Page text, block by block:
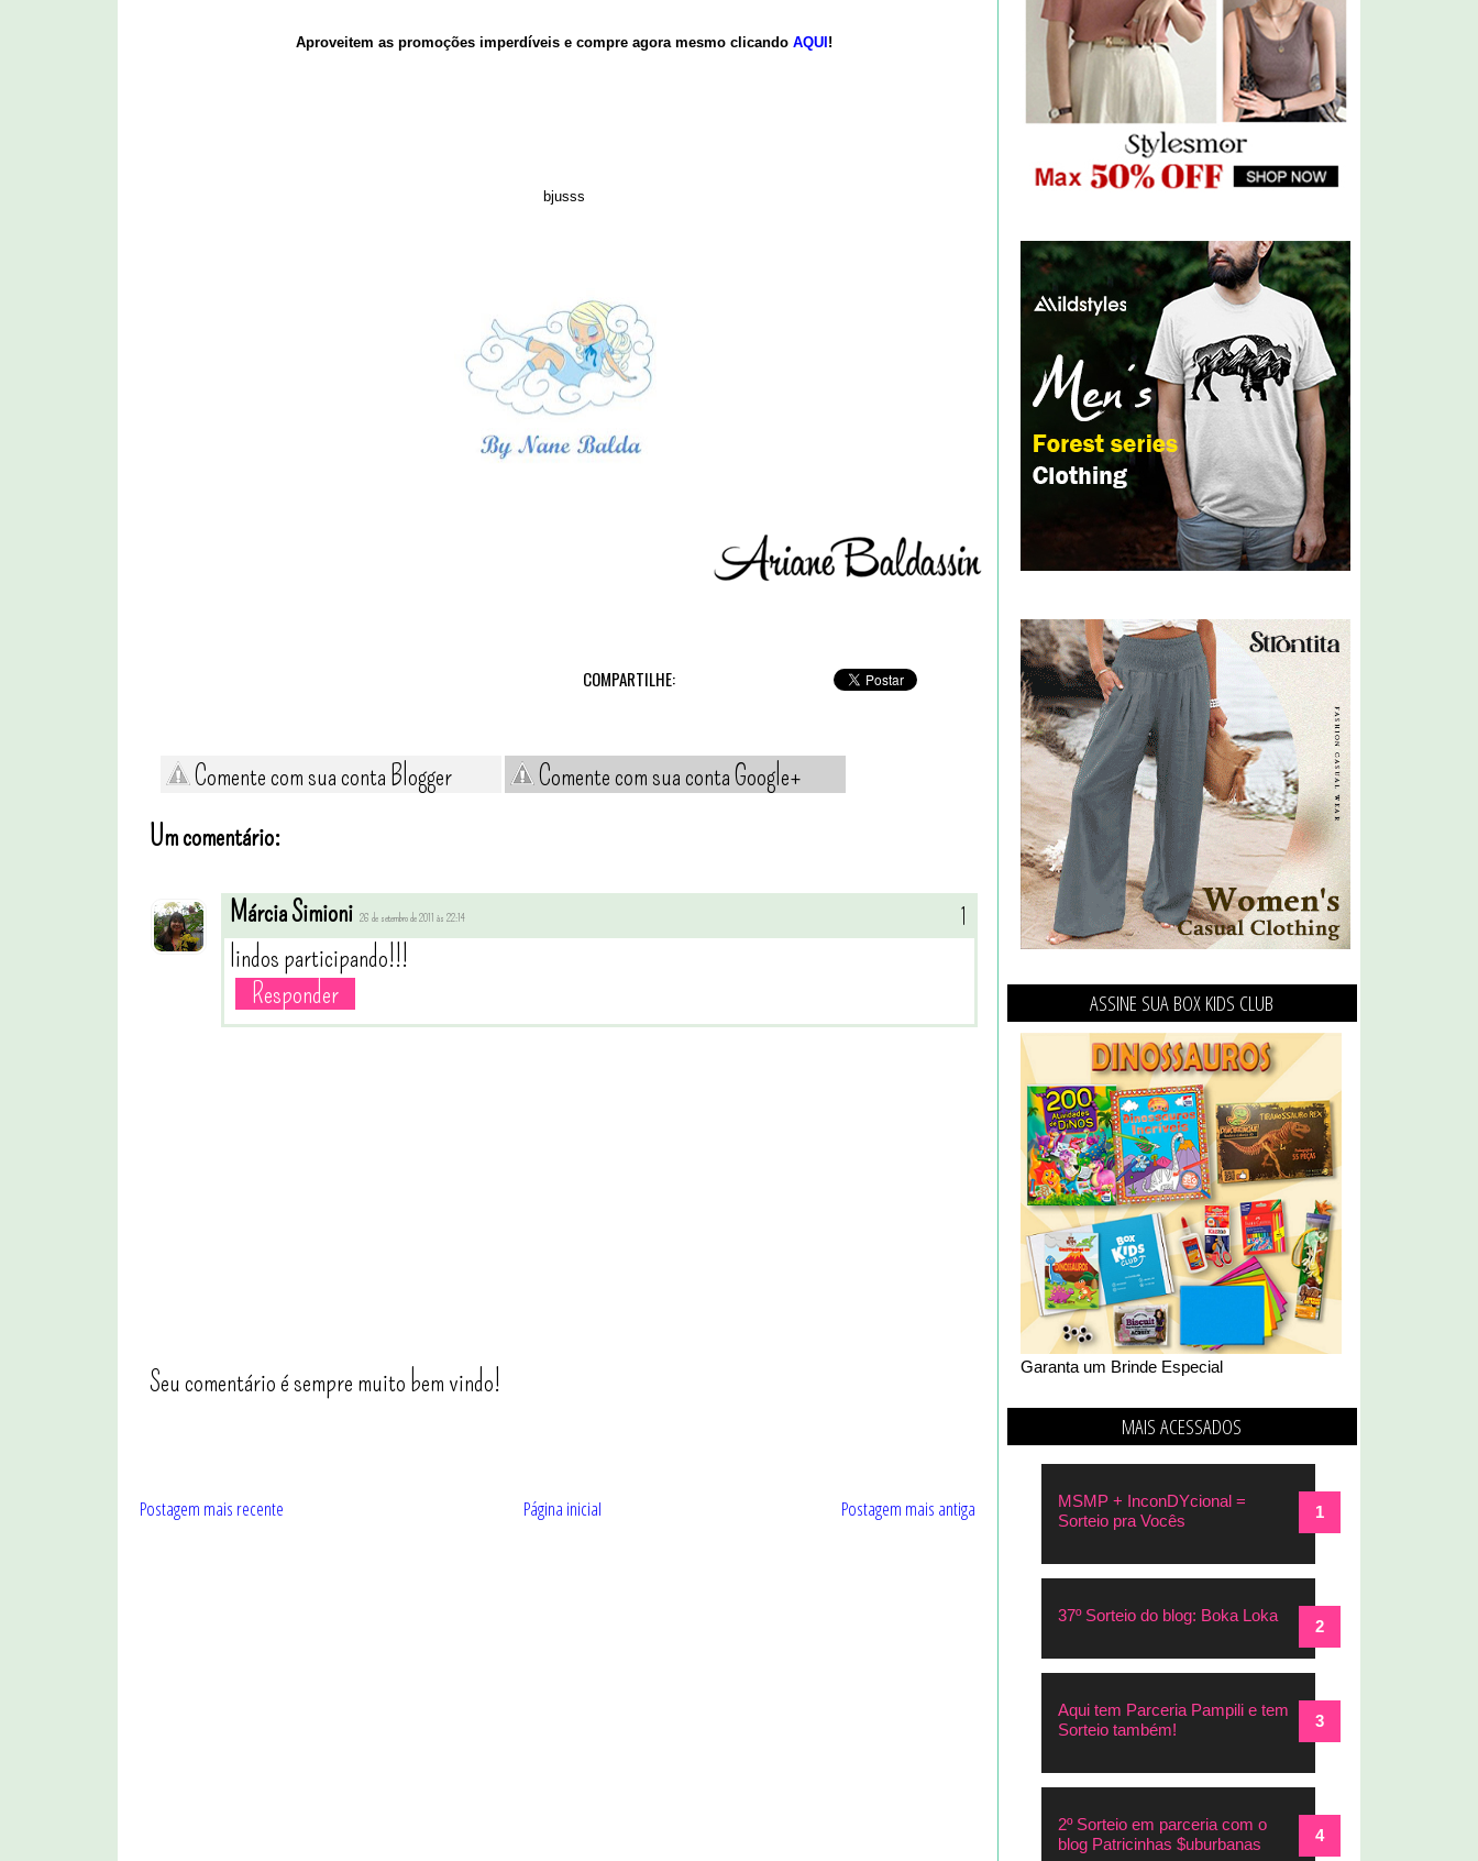
Aproveitem as promoções imperdíveis e compre agora mesmo clicando AQUI !
bjusss
COMPARTILHE:
Comente com sua conta Blogger
Comente com sua conta Google+
Um comentário:
Márcia Simioni 26 de setembro de 2011 às 22:14
lindos participando!!!
Responder
Seu comentário é sempre muito bem vindo!
Postagem mais recente Postagem mais antiga
Página inicial
ASSINE SUA BOX KIDS CLUB
Garanta um Brinde Especial
MAIS ACESSADOS
MSMP + InconDYcional =
Sorteio pra Vocês
37º Sorteio do blog: Boka Loka
Aqui tem Parceria Pampili e tem
Sorteio também!
2º Sorteio em parceria com o
blog Patricinhas $uburbanas